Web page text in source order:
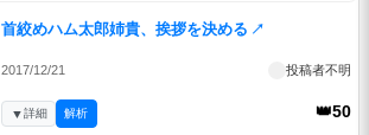
首絞めハム太郎姉貴、挨拶を決める ↗
2017/12/21 投稿者不明
👑50
▼詳細 解析